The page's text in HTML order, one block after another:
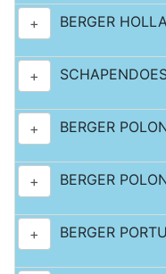
+ BERGER
+
+ BERGER
+ BERGER
+ BERGER